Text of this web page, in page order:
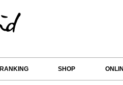
RANKING SHOP